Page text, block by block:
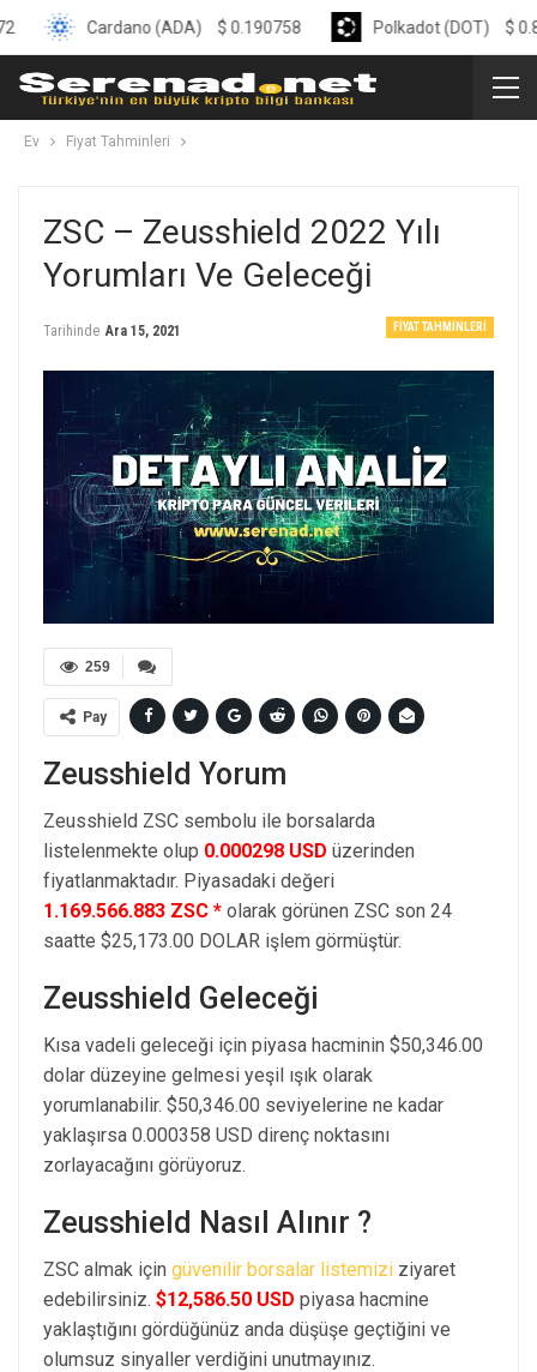
Ev Fiyat Tahminleri
ZSC – Zeusshield 2022 Yılı
Yorumları Ve Geleceği
FIYAT TAHMINLERI
Tarihinde Ara 15, 2021
259
Pay
Zeusshield Yorum
Zeusshield ZSC sembolu ile borsalarda
listelenmekte olup 0.000298 USD üzerinden
fiyatlanmaktadır. Piyasadaki değeri
1.169.566.883 ZSC * olarak görünen ZSC son 24
saatte $25,173.00 DOLAR işlem görmüştür.
Zeusshield Geleceği
Kısa vadeli geleceği için piyasa hacminin $50,346.00
dolar düzeyine gelmesi yeşil ışık olarak
yorumlanabilir. $50,346.00 seviyelerine ne kadar
yaklaşırsa 0.000358 USD direnç noktasını
zorlayacağını görüyoruz.
Zeusshield Nasıl Alınır ?
ZSC almak için güvenilir borsalar listemizi ziyaret
edebilirsiniz. $12,586.50 USD piyasa hacmine
yaklaştığını gördüğünüz anda düşüşe geçtiğini ve
olumsuz sinyaller verdiğini unutmayınız.
Cardano (ADA) $0.190758 Polkadot (DOT) $0.818819